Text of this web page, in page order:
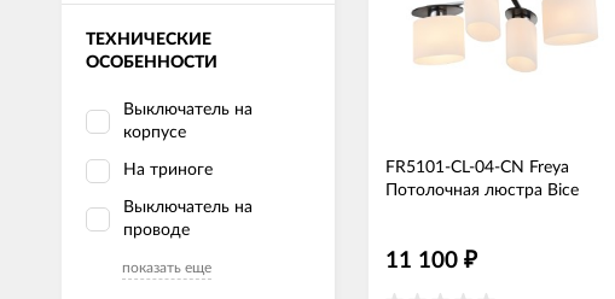
ТЕХНИЧЕСКИЕ
ОСОБЕННОСТИ
Выключатель на
корпусе
На триноге
Выключатель на
проводе
показать еще
FR5101-CL-04-CN Freya
Потолочная люстра Bice
11 100 ₽